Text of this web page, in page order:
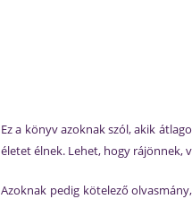
Ez a könyv azoknak szól, akik
életet élnek. Lehet, hogy rájönnek,
Azoknak pedig kötelező